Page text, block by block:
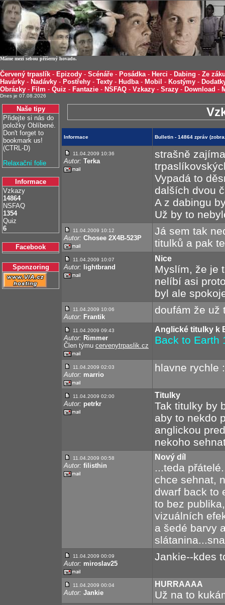
Máme mezi sebou příšerný hovado.
Červený trpaslík - Epizody - Scénáře - Posádka- Herci - Dabing - Ze
Havárky - Nadávky - Postřehy - Texty - Hudba- Mobil - Kostýmy -
Obrázky - Film - Quiz - Fantazie - NSFAQ - Vzkazy - Srazy - Download -
Dnes je 07.08.2026
Naše tipy
Přidejte si nás do
položky Oblíbené.
Don't forget to
bookmark us!
(CTRL-D)
Relaxační folie
Informace
Vzkazy
14864
NSFAQ
1354
Quiz
6
Facebook
Sponzoring
Informace Bulletin - 14864 zpráv
11.04.2009 10:36
Autor: Terka
strašně
Vypadá to
dalších dvou
A z dabingu
Už by to
11.04.2009 10:12
Autor: Chosee 2X4B-523P
Já sem tak
titulků a pak
11.04.2009 10:07
Autor: lightbrand
Nice
Myslím, že je
nelíbí asi
byl ale
11.04.2009 10:06
Autor: Frantik
doufám že už
11.04.2009 09:43
Autor: Rimmer
Člen týmu cervenytrpaslik.cz
Anglické titulky k
Back to Earth
11.04.2009 02:03
Autor: marrio
hlavne rychle
11.04.2009 02:00
Autor: petrkr
Titulky
Tak titulky by
aby to nekdo
anglickou
nekoho
11.04.2009 00:58
Autor: filisthin
Nový díl
...teda
chce sehnat,
dwarf back to
to bez
vizuálních
a šedé barvy
11.04.2009 00:09
Autor: miroslav25
Jankie--kdes
11.04.2009 00:04
Autor: Jankie
HURRAAAA
Už na to